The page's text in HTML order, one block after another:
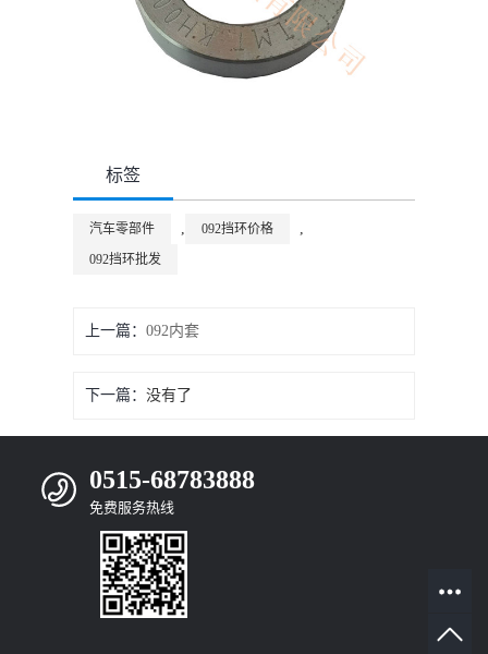
标签
汽车零部件 , 092挡环价格 ,
092挡环批发
上一篇：092内套
下一篇：没有了
0515-68783888
免费服务热线